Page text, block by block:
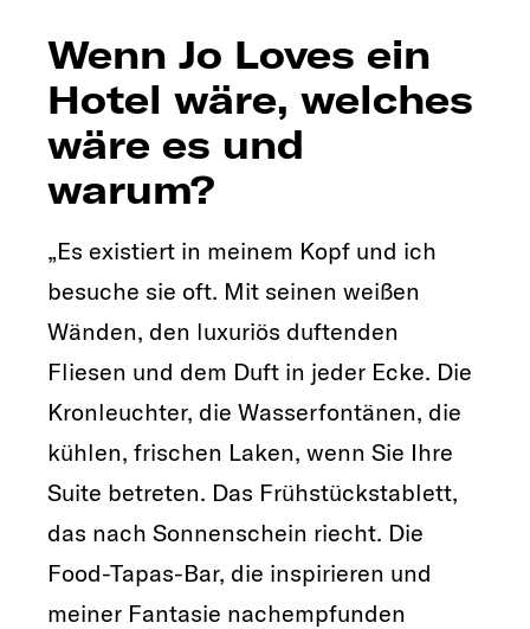
Wenn Jo Loves ein
Hotel wäre, welches
wäre es und
warum?
„Es existiert in meinem Kopf und ich
besuche sie oft. Mit seinen weißen
Wänden, den luxuriös duftenden
Fliesen und dem Duft in jeder Ecke. Die
Kronleuchter, die Wasserfontänen, die
kühlen, frischen Laken, wenn Sie Ihre
Suite betreten. Das Frühstückstablett,
das nach Sonnenschein riecht. Die
Food-Tapas-Bar, die inspirieren und
meiner Fantasie nachempfunden